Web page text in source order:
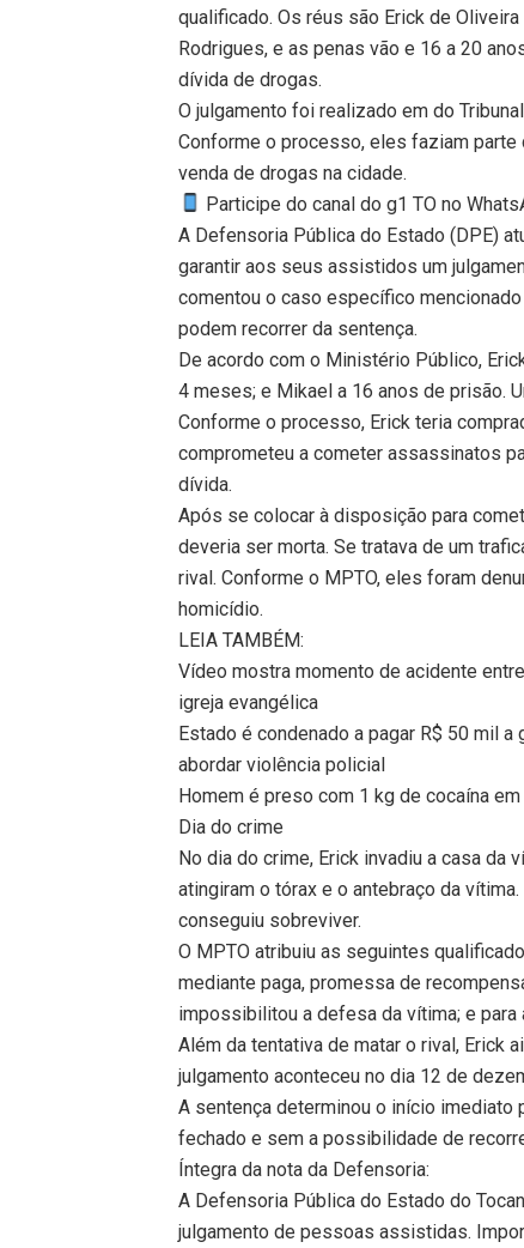
qualificado. Os réus são Erick de
Rodrigues, e as penas vão e 16 a 20
dívida de drogas.
O julgamento foi realizado em do
Conforme o processo, eles faziam parte
venda de drogas na cidade.
Participe do canal do g1 TO no
A Defensoria Pública do Estado (DPE)
garantir aos seus assistidos um
comentou o caso específico
podem recorrer da sentença.
De acordo com o Ministério Público,
4 meses; e Mikael a 16 anos de prisão.
Conforme o processo, Erick teria
comprometeu a cometer assassinatos
dívida.
Após se colocar à disposição para
deveria ser morta. Se tratava de um
rival. Conforme o MPTO, eles foram
homicídio.
LEIA TAMBÉM:
Vídeo mostra momento de acidente
igreja evangélica
Estado é condenado a pagar R$ 50 mil
abordar violência policial
Homem é preso com 1 kg de cocaína
Dia do crime
No dia do crime, Erick invadiu a casa
atingiram o tórax e o antebraço da
conseguiu sobreviver.
O MPTO atribuiu as seguintes
mediante paga, promessa de
impossibilitou a defesa da vítima; e para
Além da tentativa de matar o rival, Erick
julgamento aconteceu no dia 12 de
A sentença determinou o início imediato
fechado e sem a possibilidade de
Íntegra da nota da Defensoria:
A Defensoria Pública do Estado do
julgamento de pessoas assistidas.